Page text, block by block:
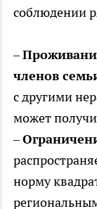
соблюдении
–
членов
с другими
может
–
норму